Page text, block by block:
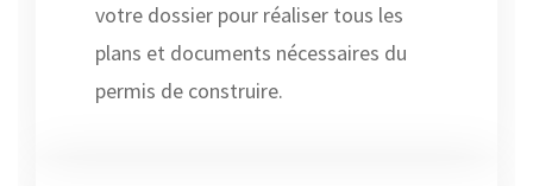
votre dossier pour réaliser tous les
plans et documents nécessaires du
permis de construire.